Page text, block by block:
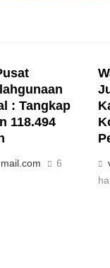
: Tangkap
118.494
6